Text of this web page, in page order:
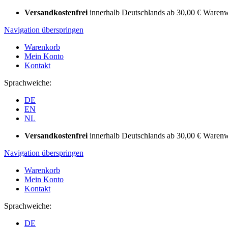
Versandkostenfrei innerhalb Deutschlands ab 30,00 €
Navigation überspringen
Warenkorb
Mein Konto
Kontakt
Sprachweiche:
DE
EN
NL
Versandkostenfrei innerhalb Deutschlands ab 30,00 €
Navigation überspringen
Warenkorb
Mein Konto
Kontakt
Sprachweiche:
DE